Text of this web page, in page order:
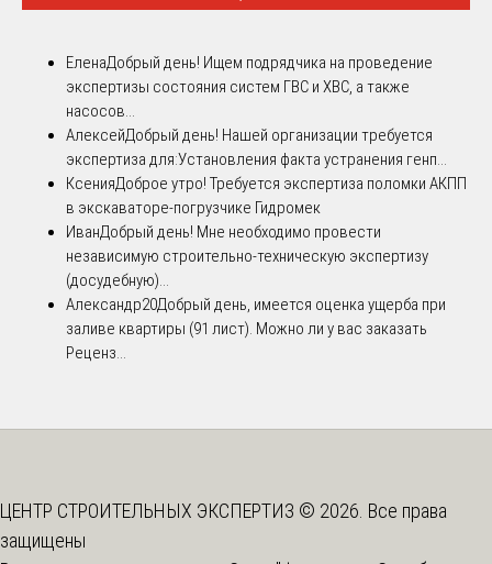
ЕленаДобрый день! Ищем подрядчика на проведение
экспертизы состояния систем ГВС и ХВС, а также
насосов...
АлексейДобрый день! Нашей организации требуется
экспертиза для:Установления факта устранения генп...
КсенияДоброе утро! Требуется экспертиза поломки АКПП
в экскаваторе-погрузчике Гидромек
ИванДобрый день! Мне необходимо провести
независимую строительно-техническую экспертизу
(досудебную)...
Александр20Добрый день, имеется оценка ущерба при
заливе квартиры (91 лист). Можно ли у вас заказать
Реценз...
ЦЕНТР СТРОИТЕЛЬНЫХ ЭКСПЕРТИЗ © 2026. Все права
защищены